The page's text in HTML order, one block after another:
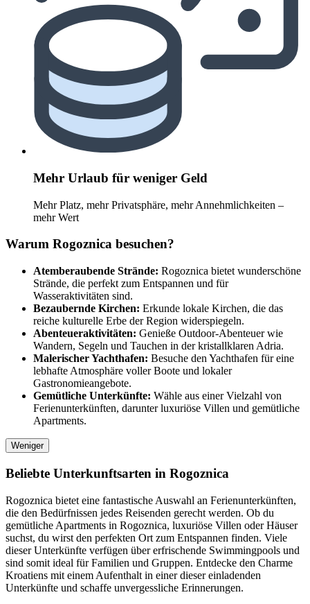
Mehr Urlaub für weniger Geld
Mehr Platz, mehr Privatsphäre, mehr Annehmlichkeiten –
mehr Wert
Warum Rogoznica besuchen?
Atemberaubende Strände: Rogoznica bietet wunderschöne
Strände, die perfekt zum Entspannen und für
Wasseraktivitäten sind.
Bezaubernde Kirchen: Erkunde lokale Kirchen, die das
reiche kulturelle Erbe der Region widerspiegeln.
Abenteueraktivitäten: Genieße Outdoor-Abenteuer wie
Wandern, Segeln und Tauchen in der kristallklaren Adria.
Malerischer Yachthafen: Besuche den Yachthafen für eine
lebhafte Atmosphäre voller Boote und lokaler
Gastronomieangebote.
Gemütliche Unterkünfte: Wähle aus einer Vielzahl von
Ferienunterkünften, darunter luxuriöse Villen und gemütliche
Apartments.
Weniger
Beliebte Unterkunftsarten in Rogoznica
Rogoznica bietet eine fantastische Auswahl an Ferienunterkünften,
die den Bedürfnissen jedes Reisenden gerecht werden. Ob du
gemütliche Apartments in Rogoznica, luxuriöse Villen oder Häuser
suchst, du wirst den perfekten Ort zum Entspannen finden. Viele
dieser Unterkünfte verfügen über erfrischende Swimmingpools und
sind somit ideal für Familien und Gruppen. Entdecke den Charme
Kroatiens mit einem Aufenthalt in einer dieser einladenden
Unterkünfte und schaffe unvergessliche Erinnerungen.